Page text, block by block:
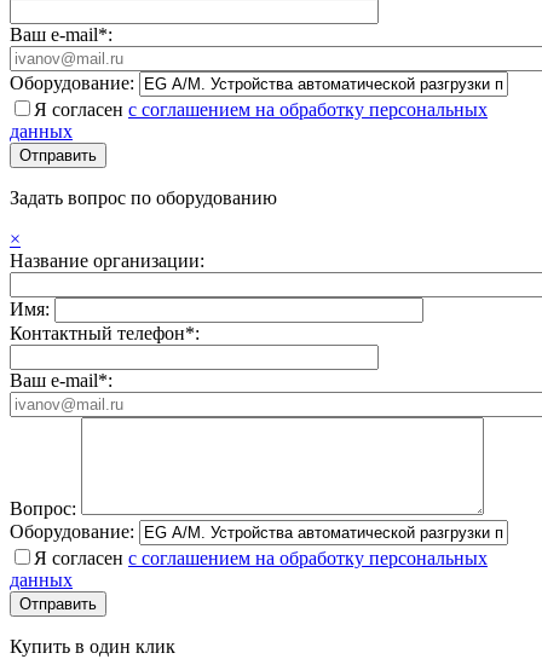
Ваш e-mail*:
Оборудование:
Я согласен с соглашением на обработку персональных
данных
Задать вопрос по оборудованию
×
Название организации:
Имя:
Контактный телефон*:
Ваш e-mail*:
Вопрос:
Оборудование:
Я согласен с соглашением на обработку персональных
данных
Купить в один клик